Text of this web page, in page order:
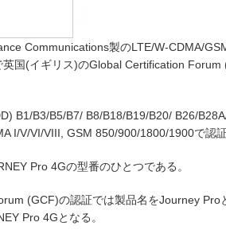
Communications製のLTE/W-CDMA/
国(イギリス)のGlobal Certification Forum
B1/B3/B5/B7/ B8/B18/B19/B20/ B26/
I/V/VI/VIII, GSM 850/900/1800/1900で認証
Pro 4Gの型番のひとつである。
(GCF)の認証では製品名をJourney Pro
Pro 4Gとなる。